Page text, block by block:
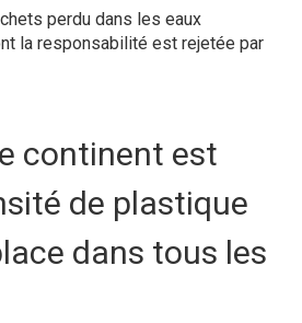
perdu dans les eaux
la responsabilité est rejetée par
continent est
de plastique
dans tous les